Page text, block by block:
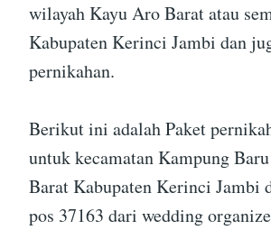
wilayah Kayu Aro Barat atau
Kabupaten Kerinci Jambi dan
pernikahan.
Berikut ini adalah Paket
untuk kecamatan Kampung
Barat Kabupaten Kerinci Jambi
pos 37163 dari wedding